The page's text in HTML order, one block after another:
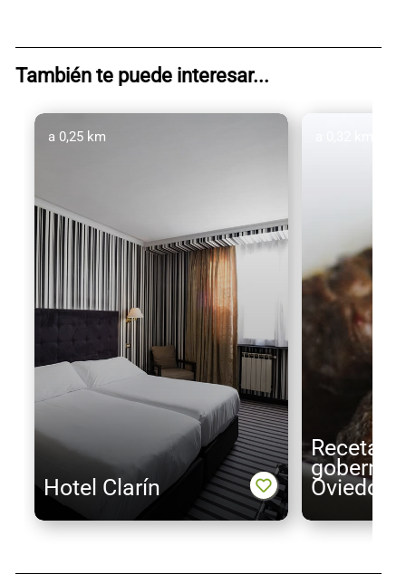
También te puede interesar...
Hotel Clarín
a 0,25 km
Receta
Oviedo